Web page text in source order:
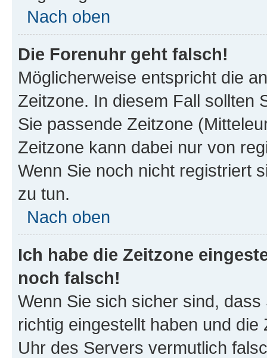
Nach oben
Die Forenuhr geht falsch!
Möglicherweise entspricht die
Zeitzone. In diesem Fall sollten
Sie passende Zeitzone
Zeitzone kann dabei nur von
Wenn Sie noch nicht registriert
zu tun.
Nach oben
Ich habe die Zeitzone
noch falsch!
Wenn Sie sich sicher sind,
richtig eingestellt haben und
Uhr des Servers vermutlich